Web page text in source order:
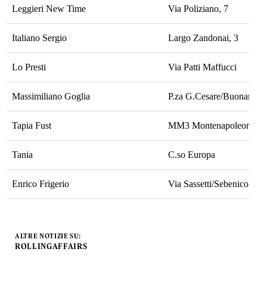
Leggieri New Time Via Poliziano, 7
Italiano Sergio Largo Zandonai, 3
Lo Presti Via Patti Maffucci
Massimiliano Goglia P.za G.Cesare/Buonarroti
Tapia Fust MM3 Montenapoleone
Tania C.so Europa
Enrico Frigerio Via Sassetti/Sebenico
ALTRE NOTIZIE SU:
ROLLINGAFFAIRS